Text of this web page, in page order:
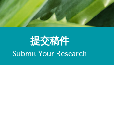
提交稿件
Submit Your Research